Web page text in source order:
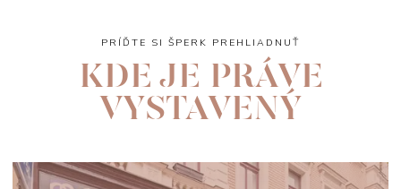
PRÍĎTE SI ŠPERK PREHLIADNUŤ
KDE JE PRÁVE
VYSTAVENÝ